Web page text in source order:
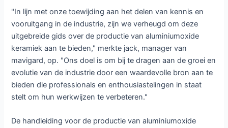
"In lijn met onze toewijding aan het delen van kennis en
vooruitgang in de industrie, zijn we verheugd om deze
uitgebreide gids over de productie van aluminiumoxide
keramiek aan te bieden," merkte jack, manager van
mavigard, op. "Ons doel is om bij te dragen aan de groei en
evolutie van de industrie door een waardevolle bron aan te
bieden die professionals en enthousiastelingen in staat
stelt om hun werkwijzen te verbeteren."
De handleiding voor de productie van aluminiumoxide